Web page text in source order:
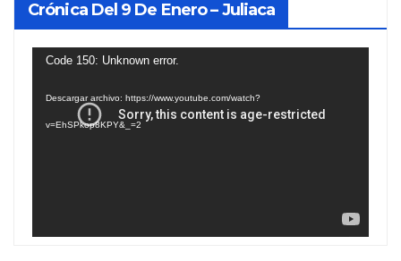
Crónica Del 9 De Enero – Juliaca
Reproductor
Code 150: Unknown error.
Descargar archivo: https://www.youtube.com/watch?
v=EhSPkop8KPY&_=2